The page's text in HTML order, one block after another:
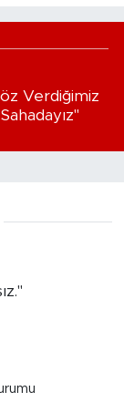
Verdiğimiz